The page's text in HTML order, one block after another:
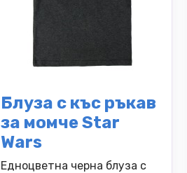
Блуза с къс ръкав
за момче Star
Wars
Едноцветна черна блуза с